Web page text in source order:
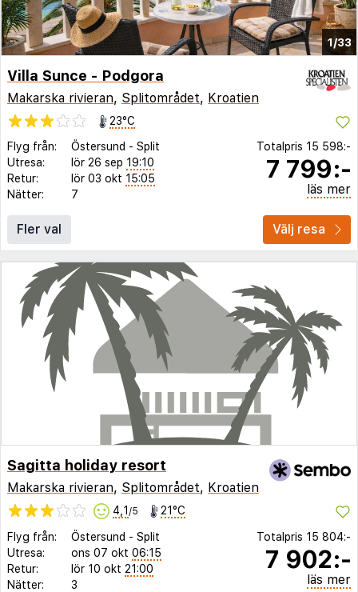
1/33
Villa Sunce - Podgora
Makarska rivieran, Splitområdet, Kroatien
23°C
Flyg från:
Östersund - Split
Utresa:
lör 26 sep 19:10
Retur:
lör 03 okt 15:05
Nätter:
7
Totalpris 15 598:-
7 799:-
läs mer
Fler val Välj resa
Sagitta holiday resort
Makarska rivieran, Splitområdet, Kroatien
4,1 /5 21°C
Flyg från: Östersund - Split
Utresa:
ons 07 okt 06:15
Retur:
lör 10 okt 21:00
Nätter:
3
Totalpris 15 804:-
7 902:-
läs mer